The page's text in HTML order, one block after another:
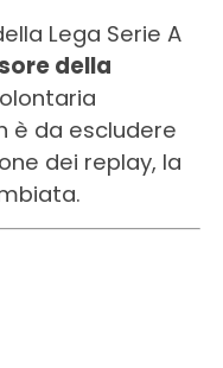
Lega Serie A
della
è da escludere
dei replay, la